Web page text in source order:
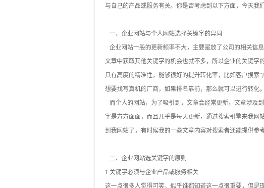
与自己的产品或服务有关。你是否考虑到以下方面，今天我
一、企业网站与个人网站选择关键字的异同
企业网站一般的更新频率不大，主要是放了公司的相关信
文章中获取其他关键字的机会也就不多，所以企业的关键字
具有高度的精准性，能够很好的提升转化率，比如客户搜索
想要找写真机的厂商，如果排名靠前，那么就可以进行转化。
而个人的网站，为了吸引到，文章会经常更新，文章涉及
字是方方面面，而且几乎是每天更新，通过搜索引擎来我网
到我网站了，有时候我的一些文章内容对搜索者还能提供参考
二、企业网站选关键字的原则
1.关键字必须与企业产品或服务相关
这一点很多人觉得可笑，似乎谁都知道这一点很重要，但是